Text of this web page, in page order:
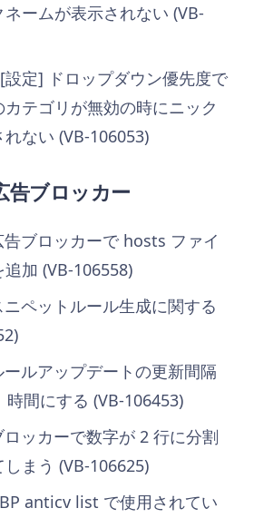
ームが表示されない (VB-
定] ドロップダウン優先度で
テゴリが無効の時にニック
ない (VB-106053)
告ブロッカー
ブロッカーで hosts ファイ
加 (VB-106558)
ペットルール生成に関する
ルアップデートの更新間隔
間にする (VB-106453)
ッカーで数字が 2 行に分割
しまう (VB-106625)
anticv list で使用されてい